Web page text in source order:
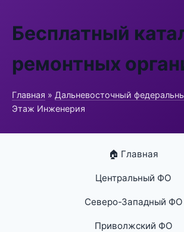
Бесплатный
ремонтных
Главная » Дальневосточный
Этаж Инженерия
🏠 Главная
Центральный ФО
Северо-Западный ФО
Приволжский ФО